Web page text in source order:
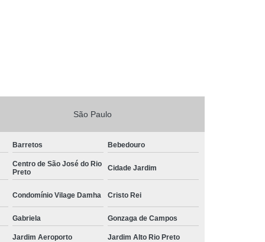
São Paulo
Barretos Bebedouro
Centro de São José do Rio
Preto
Cidade Jardim
Condomínio Vilage Damha Cristo Rei
Gabriela Gonzaga de Campos
Jardim Aeroporto Jardim Alto Rio Preto